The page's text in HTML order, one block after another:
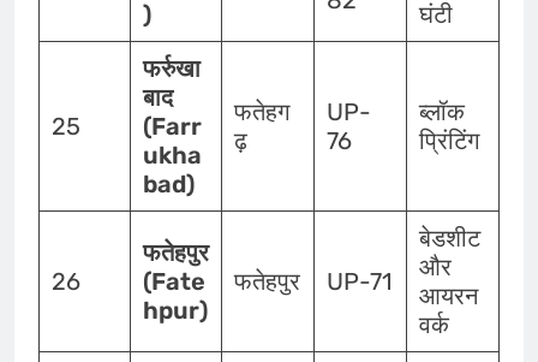
)
घंटी
25
फर्रुखा
बाद
(Farr
ukha
bad)
फतेहग
ढ़
UP-
76
ब्लॉक
प्रिंटिंग
26
फतेहपुर
(Fate
hpur)
फतेहपुर UP-71
बेडशीट
और
आयरन
वर्क